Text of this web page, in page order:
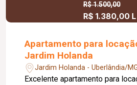
R$ 1.500,00
R$ 1.380,00 L
Apartamento para
Jardim Holanda
Jardim Holanda - Uberlândia/
Excelente apartamento para